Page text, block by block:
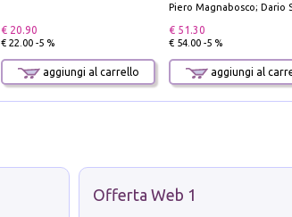
€ 20.90
€ 22.00 -5 %
aggiungi al carrello
Piero Magnabosco; Dario Silvestro; Marco
€ 51.30
€ 54.00 -5 %
aggiungi al
Offerta Web 1